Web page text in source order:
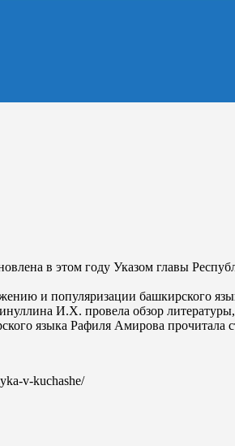
в этом году Указом главы
и популяризации башкирского
И.Х. провела обзор
языка Рафиля Амирова
v-kuchashe/